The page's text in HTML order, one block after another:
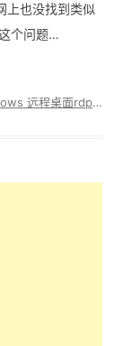
上也没找到类似
个问题…
远程桌面rdp优化